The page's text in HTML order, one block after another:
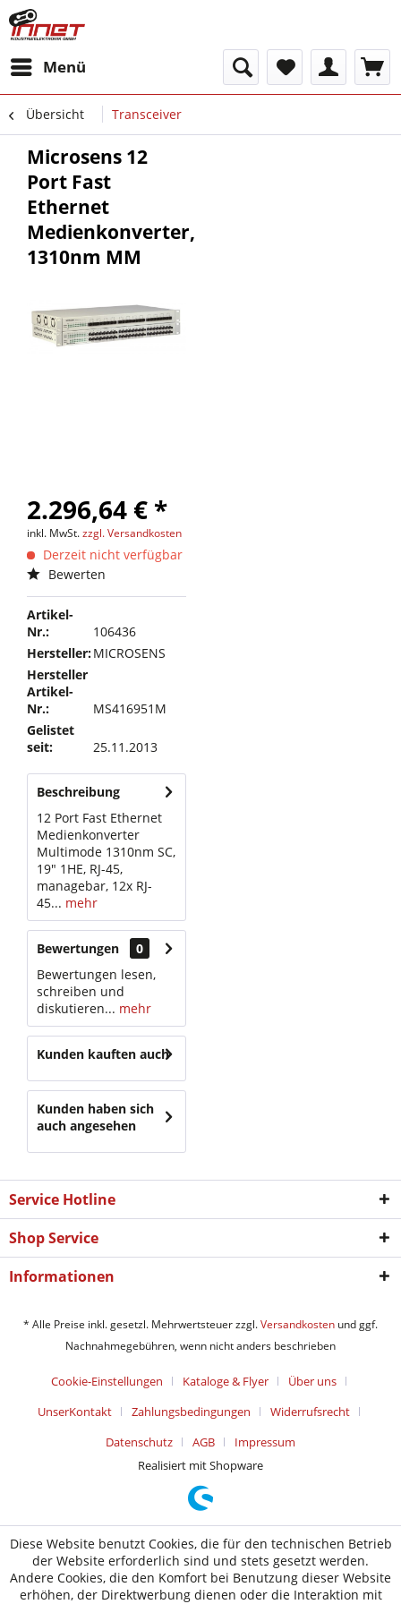
Menü
Übersicht Transceiver
Microsens 12
Port Fast
Ethernet
Medienkonverter,
1310nm MM
2.296,64 € *
inkl. MwSt.zzgl. Versandkosten
Derzeit nicht verfügbar
Bewerten
Artikel-
Nr.:
106436
Hersteller:MICROSENS
Hersteller
Artikel-
Nr.:
MS416951M
Gelistet
seit:
25.11.2013
Beschreibung
12 Port Fast Ethernet
Medienkonverter
Multimode 1310nm SC,
19" 1HE, RJ-45,
managebar, 12x RJ-
45... mehr
Bewertungen
0
Bewertungen lesen,
schreiben und
diskutieren... mehr
Kunden kauften auch
Kunden haben sich
auch angesehen
Service Hotline
Shop Service
Informationen
* Alle Preise inkl. gesetzl. Mehrwertsteuer zzgl.Versandkosten und ggf.
Nachnahmegebühren, wenn nicht anders beschrieben
Cookie-Einstellungen Kataloge & Flyer
Über uns
UnserKontakt
Zahlungsbedingungen
Widerrufsrecht
Datenschutz
AGB
Impressum
Realisiert mit Shopware
Diese Website benutzt Cookies, die für den technischen Betrieb
der Website erforderlich sind und stets gesetzt werden.
Andere Cookies, die den Komfort bei Benutzung dieser Website
erhöhen, der Direktwerbung dienen oder die Interaktion mit